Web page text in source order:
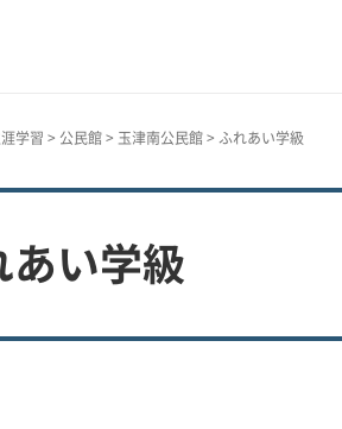
学習 > 公民館> 玉津南公民館> ふれあい学級
あい学級